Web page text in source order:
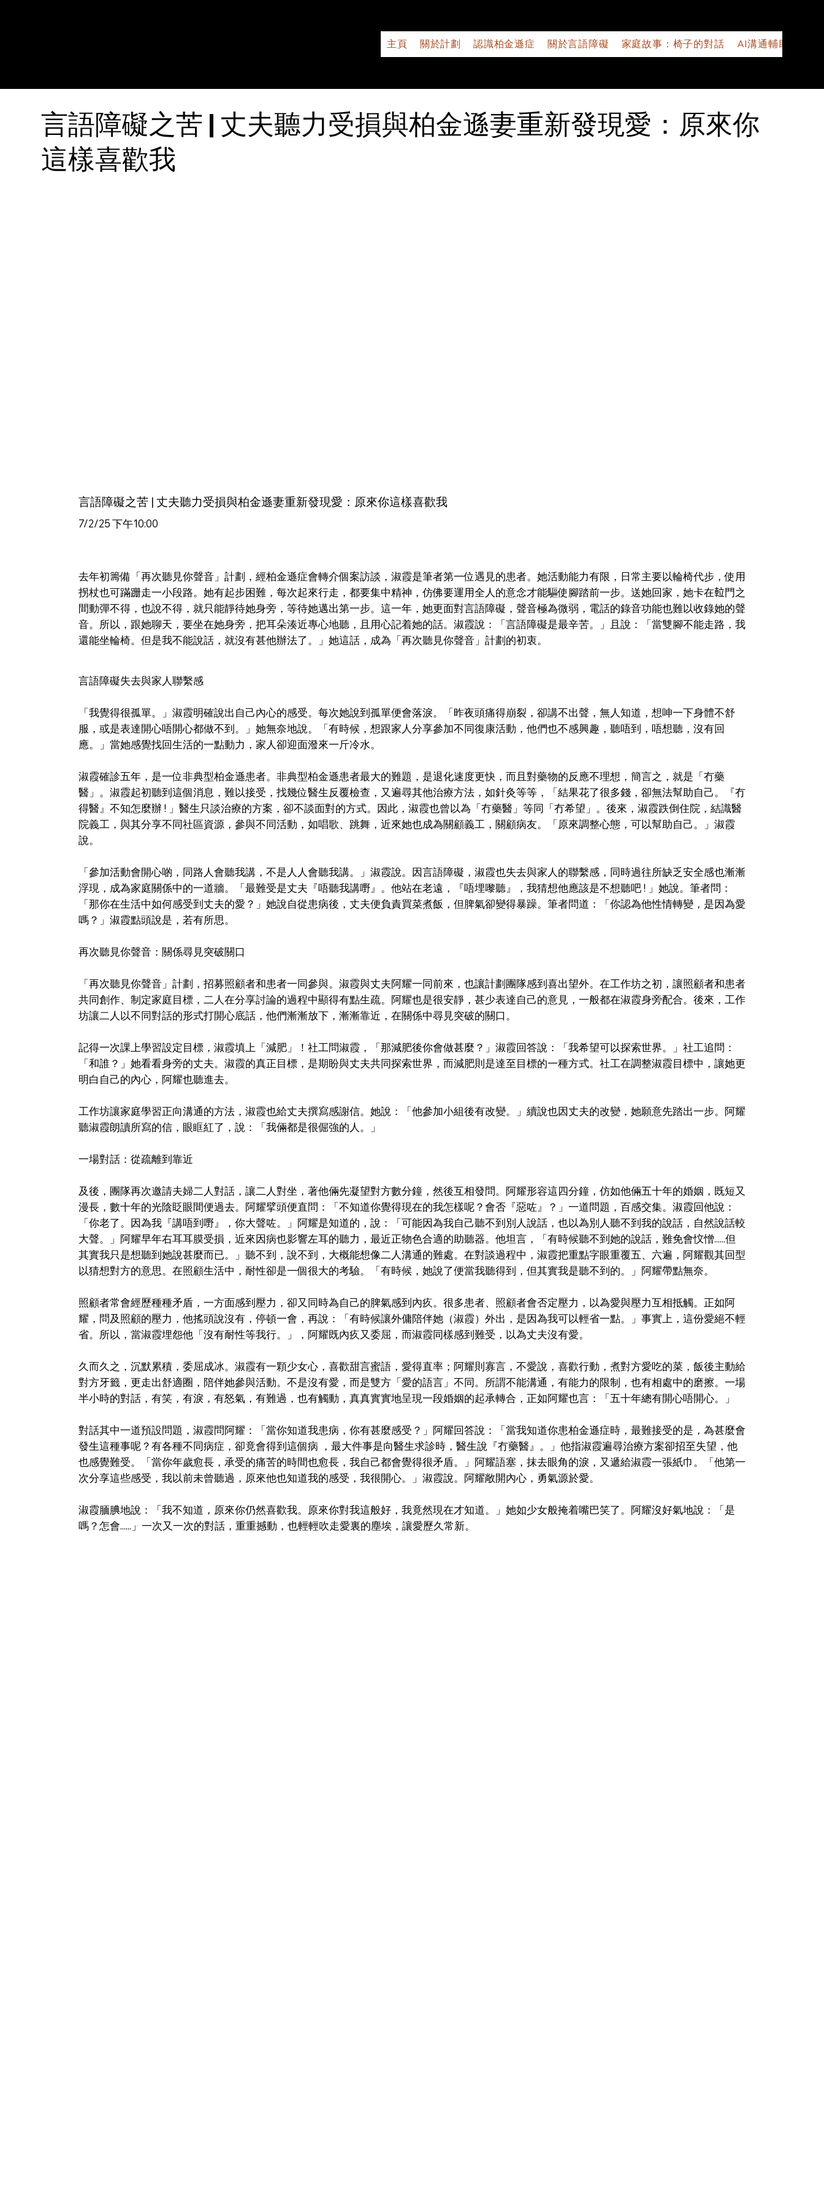
主頁 關於計劃 認識柏金遜症 關於言語障礙 家庭故事：椅子的對話 AI溝通輔助應用程
言語障礙之苦 | 丈夫聽力受損與柏金遜妻重新發現愛：原來你
這樣喜歡我
言語障礙之苦 | 丈夫聽力受損與柏金遜妻重新發現愛：原來你這樣喜歡我
7/2/25 下午10:00
去年初籌備「再次聽見你聲音」計劃，經柏金遜症會轉介個案訪談，淑霞是筆者第一位遇見的患者。她活動能力有限，日常主要以輪椅代步，使用
拐杖也可蹣跚走一小段路。她有起步困難，每次起來行走，都要集中精神，仿佛要運用全人的意念才能驅使腳踏前一步。送她回家，她卡在𨋢門之
間動彈不得，也說不得，就只能靜待她身旁，等待她邁出第一步。這一年，她更面對言語障礙，聲音極為微弱，電話的錄音功能也難以收錄她的聲
音。所以，跟她聊天，要坐在她身旁，把耳朵湊近專心地聽，且用心記着她的話。淑霞說：「言語障礙是最辛苦。」且說：「當雙腳不能走路，我
還能坐輪椅。但是我不能說話，就沒有甚他辦法了。」她這話，成為「再次聽見你聲音」計劃的初衷。
言語障礙失去與家人聯繫感
「我覺得很孤單。」淑霞明確說出自己內心的感受。每次她說到孤單便會落淚。「昨夜頭痛得崩裂，卻講不出聲，無人知道，想呻一下身體不舒
服，或是表達開心唔開心都做不到。」她無奈地說。「有時候，想跟家人分享參加不同復康活動，他們也不感興趣，聽唔到，唔想聽，沒有回
應。」當她感覺找回生活的一點動力，家人卻迎面潑來一斤冷水。
淑霞確診五年，是一位非典型柏金遜患者。非典型柏金遜患者最大的難題，是退化速度更快，而且對藥物的反應不理想，簡言之，就是「冇藥
醫」。淑霞起初聽到這個消息，難以接受，找幾位醫生反覆檢查，又遍尋其他治療方法，如針灸等等，「結果花了很多錢，卻無法幫助自己。『冇
得醫』不知怎麼辦 ! 」醫生只談治療的方案，卻不談面對的方式。因此，淑霞也曾以為「冇藥醫」等同「冇希望」。後來，淑霞跌倒住院，結識醫
院義工，與其分享不同社區資源，參與不同活動，如唱歌、跳舞，近來她也成為關顧義工，關顧病友。「原來調整心態，可以幫助自己。」淑霞
說。
「參加活動會開心啲，同路人會聽我講，不是人人會聽我講。」淑霞說。因言語障礙，淑霞也失去與家人的聯繫感，同時過往所缺乏安全感也漸漸
浮現，成為家庭關係中的一道牆。「最難受是丈夫『唔聽我講嘢』。他站在老遠，『唔埋嚟聽』，我猜想他應該是不想聽吧 ! 」她說。筆者問：
「那你在生活中如何感受到丈夫的愛？」她說自從患病後，丈夫便負責買菜煮飯，但脾氣卻變得暴躁。筆者問道：「你認為他性情轉變，是因為愛
嗎？」淑霞點頭說是，若有所思。
再次聽見你聲音：關係尋見突破關口
「再次聽見你聲音」計劃，招募照顧者和患者一同參與。淑霞與丈夫阿耀一同前來，也讓計劃團隊感到喜出望外。在工作坊之初，讓照顧者和患者
共同創作、制定家庭目標，二人在分享討論的過程中顯得有點生疏。阿耀也是很安靜，甚少表達自己的意見，一般都在淑霞身旁配合。後來，工作
坊讓二人以不同對話的形式打開心底話，他們漸漸放下，漸漸靠近，在關係中尋見突破的關口。
記得一次課上學習設定目標，淑霞填上「減肥」！社工問淑霞，「那減肥後你會做甚麼？」淑霞回答說：「我希望可以探索世界。」社工追問：
「和誰？」她看看身旁的丈夫。淑霞的真正目標，是期盼與丈夫共同探索世界，而減肥則是達至目標的一種方式。社工在調整淑霞目標中，讓她更
明白自己的內心，阿耀也聽進去。
工作坊讓家庭學習正向溝通的方法，淑霞也給丈夫撰寫感謝信。她說：「他參加小組後有改變。」續說也因丈夫的改變，她願意先踏出一步。阿耀
聽淑霞朗讀所寫的信，眼眶紅了，說：「我倆都是很倔強的人。」
一場對話：從疏離到靠近
及後，團隊再次邀請夫婦二人對話，讓二人對坐，著他倆先凝望對方數分鐘，然後互相發問。阿耀形容這四分鐘，仿如他倆五十年的婚姻，既短又
漫長，數十年的光陰眨眼間便過去。阿耀擘頭便直問：「不知道你覺得現在的我怎樣呢？會否『惡咗』？」一道問題，百感交集。淑霞回他說：
「你老了。因為我『講唔到嘢』，你大聲咗。」阿耀是知道的，說：「可能因為我自己聽不到別人說話，也以為別人聽不到我的說話，自然說話較
大聲。」阿耀早年右耳耳膜受損，近來因病也影響左耳的聽力，最近正物色合適的助聽器。他坦言，「有時候聽不到她的說話，難免會忟憎......但
其實我只是想聽到她說甚麼而已。」聽不到，說不到，大概能想像二人溝通的難處。在對談過程中，淑霞把重點字眼重覆五、六遍，阿耀觀其回型
以猜想對方的意思。在照顧生活中，耐性卻是一個很大的考驗。「有時候，她說了便當我聽得到，但其實我是聽不到的。」阿耀帶點無奈。
照顧者常會經歷種種矛盾，一方面感到壓力，卻又同時為自己的脾氣感到內疚。很多患者、照顧者會否定壓力，以為愛與壓力互相抵觸。正如阿
耀，問及照顧的壓力，他搖頭說沒有，停頓一會，再說：「有時候讓外傭陪伴她（淑霞）外出，是因為我可以輕省一點。」事實上，這份愛絕不輕
省。所以，當淑霞埋怨他「沒有耐性等我行。」，阿耀既內疚又委屈，而淑霞同樣感到難受，以為丈夫沒有愛。
久而久之，沉默累積，委屈成冰。淑霞有一顆少女心，喜歡甜言蜜語，愛得直率；阿耀則寡言，不愛說，喜歡行動，煮對方愛吃的菜，飯後主動給
對方牙籤，更走出舒適圈，陪伴她參與活動。不是沒有愛，而是雙方「愛的語言」不同。所謂不能溝通，有能力的限制，也有相處中的磨擦。一場
半小時的對話，有笑，有淚，有怒氣，有難過，也有觸動，真真實實地呈現一段婚姻的起承轉合，正如阿耀也言：「五十年總有開心唔開心。」
對話其中一道預設問題，淑霞問阿耀：「當你知道我患病，你有甚麼感受？」阿耀回答說：「當我知道你患柏金遜症時，最難接受的是，為甚麼會
發生這種事呢？有各種不同病症，卻竟會得到這個病 ，最大件事是向醫生求診時，醫生說『冇藥醫』。」他指淑霞遍尋治療方案卻招至失望，他
也感覺難受。「當你年歲愈長，承受的痛苦的時間也愈長，我自己都會覺得很矛盾。」阿耀語塞，抹去眼角的淚，又遞給淑霞一張紙巾。「他第一
次分享這些感受，我以前未曾聽過，原來他也知道我的感受，我很開心。」淑霞說。阿耀敞開內心，勇氣源於愛。
淑霞腼腆地說：「我不知道，原來你仍然喜歡我。原來你對我這般好，我竟然現在才知道。」她如少女般掩着嘴巴笑了。阿耀沒好氣地說：「是
嗎？怎會......」一次又一次的對話，重重撼動，也輕輕吹走愛裏的塵埃，讓愛歷久常新。